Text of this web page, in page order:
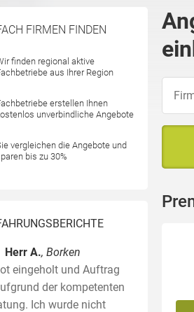
FIRMEN FINDEN
finden regional aktive
aus Ihrer Region
erstellen Ihnen
unverbindliche Angebote
vergleichen die Angebote und
bis zu 30%
Herr A., Borken
eingeholt und Auftrag
der kompetenten
Ich wurde nicht